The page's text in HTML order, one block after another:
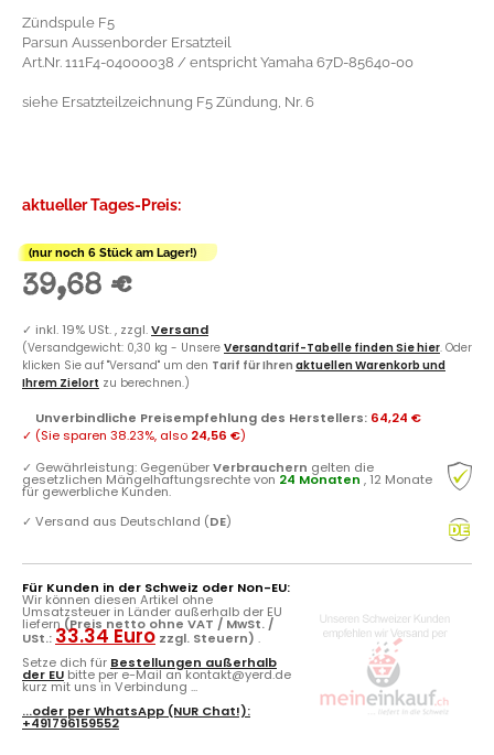
Zündspule F5
Parsun Aussenborder Ersatzteil
Art.Nr. 111F4-04000038 / entspricht Yamaha 67D-85640-00
siehe Ersatzteilzeichnung F5 Zündung, Nr. 6
aktueller Tages-Preis:
(nur noch 6 Stück am Lager!)
39,68 €
✓ inkl. 19% USt. , zzgl.Versand
(Versandgewicht: 0,30 kg - Unsere Versandtarif-Tabelle finden Sie hier. Oder
klicken Sie auf "Versand" um den Tarif für Ihren aktuellen Warenkorb und
Ihrem Zielort zu berechnen.)
Unverbindliche Preisempfehlung des Herstellers: 64,24 €
✓ (Sie sparen 38.23%, also 24,56 €)
✓ Gewährleistung: GegenüberVerbrauchern gelten die
gesetzlichen Mängelhaftungsrechte von 24 Monaten , 12 Monate
für gewerbliche Kunden.
✓ Versand aus Deutschland (DE)
Für Kunden in der Schweiz oder Non-EU:
Wir können diesen Artikel ohne
Umsatzsteuer in Länder außerhalb der EU
liefern(Preis netto ohne VAT / MwSt. /
USt.: 33.34 Euro zzgl. Steuern) .
Setze dich für Bestellungen außerhalb
der EU bitte per e-Mail an kontakt@yerd.de
kurz mit uns in Verbindung ...
...oder perWhatsApp (NUR Chat!):
+491796159552